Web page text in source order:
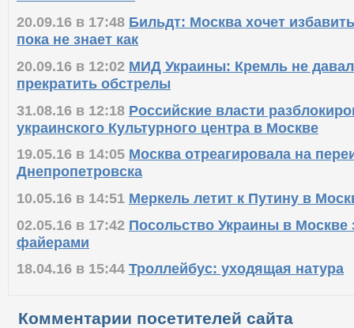
20.09.16 в 17:48 Бильдт: Москва хочет
пока не знает как
20.09.16 в 12:02 МИД Украины: Кремль не
прекратить обстрелы
31.08.16 в 12:18 Российские власти
украинского Культурного центра в Москве
19.05.16 в 14:05 Москва отреагировала на
Днепропетровска
10.05.16 в 14:51 Меркель летит к Путину в
02.05.16 в 17:42 Посольство Украины в Москве
файерами
18.04.16 в 15:44 Троллейбус: уходящая натура
Комментарии посетителей сайта